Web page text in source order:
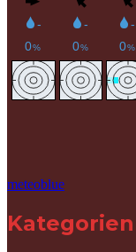
meteoblue
Kategorien